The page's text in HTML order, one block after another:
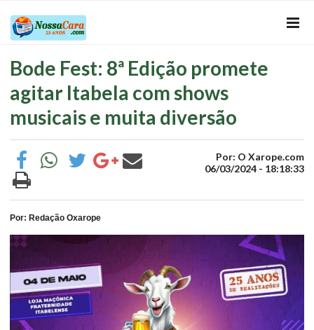
Bode Fest: 8ª Edição promete
agitar Itabela com shows
musicais e muita diversão
Por: O Xarope.com
06/03/2024 - 18:18:33
Por: Redação Oxarope